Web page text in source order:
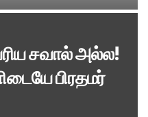
சவால் அல்ல!
பிரதமர்